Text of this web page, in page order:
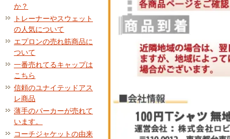
か？
トレーナーやスウェット
の人気について
エプロンの売れ筋商品に
ついて
一番売れてるキャップは
こちら
信頼のユナイテッドアス
レ商品
薄手のパーカーが売れて
います。
コーチジャケットの由来